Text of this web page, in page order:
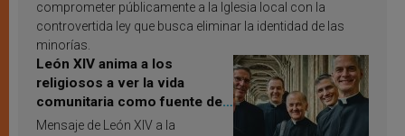
comprometer públicamente a la Iglesia local con la
controvertida ley que busca eliminar la identidad de las
minorías.
León XIV anima a los
religiosos a ver la vida
comunitaria como fuente de
inspiración y santificación
Mensaje de León XIV a la